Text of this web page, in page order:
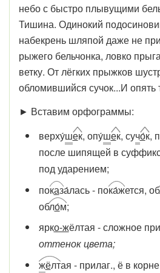
небо с быстро плывущими
Тишина. Одинокий
набекрень шляпой даже не
рыжего бельчонка, ловко
ветку. От лёгких прыжков
обломившийся сучок...И опять
► Вставим орфограммы:
верху́шек, опу́шек, сучо́к,
после шипящей в
под ударением;
показа́лась - пока́жется, об
обло́м;
ярко-жёлтая - сложное
оттенок цвета;
жёлтая - прилаг., ё в